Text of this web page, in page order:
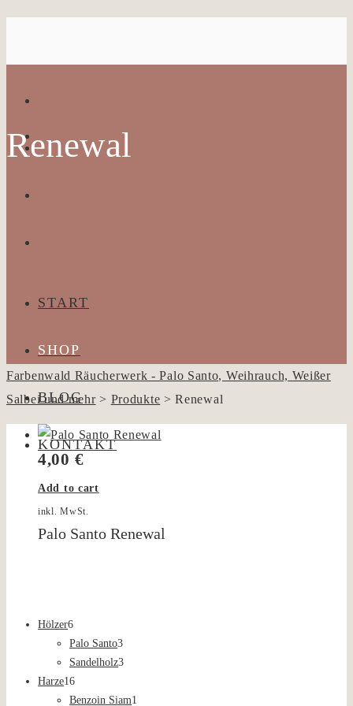
START
SHOP
BLOG
KONTAKT
Renewal
Farbenwald Räucherwerk - Palo Santo, Weihrauch, Weißer
Salbei und mehr> Produkte >Renewal
4,00 €
Add to cart
inkl. MwSt.
Palo Santo Renewal
Hölzer66
Produkte
Palo Santo33
Produkte
Sandelholz33
Harze1616
Produkte
Benzoin Siam1